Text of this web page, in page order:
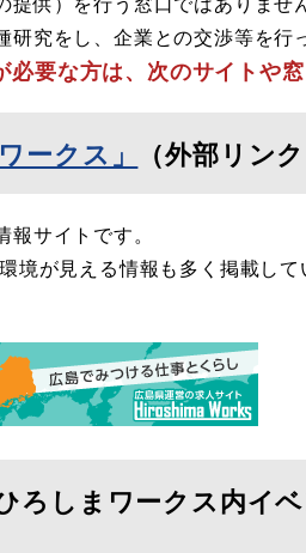
究をし、企業との交渉等を行
要な方は、次のサイトや窓
ークス」 （外部リンク
サイトです。
境が見える情報も多く掲載し
ひろしまワークス内イ